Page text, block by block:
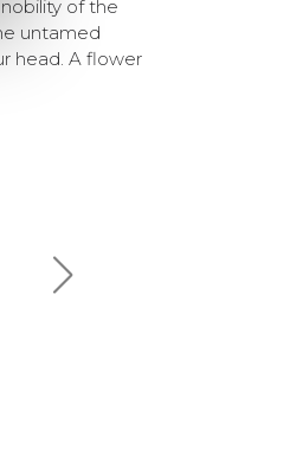
of the
untamed
head. A flower
Хареса ми